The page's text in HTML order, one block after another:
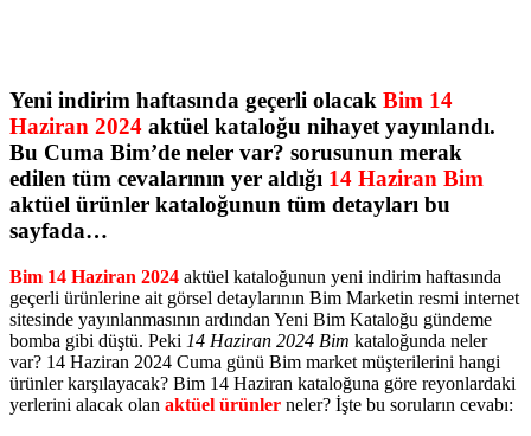
Yeni indirim haftasında geçerli olacak Bim 14
Haziran 2024 aktüel kataloğu nihayet yayınlandı.
Bu Cuma Bim’de neler var? sorusunun merak
edilen tüm cevalarının yer aldığı 14 Haziran Bim
aktüel ürünler kataloğunun tüm detayları bu
sayfada…
Bim 14 Haziran 2024 aktüel kataloğunun yeni indirim haftasında
geçerli ürünlerine ait görsel detaylarının Bim Marketin resmi internet
sitesinde yayınlanmasının ardından Yeni Bim Kataloğu gündeme
bomba gibi düştü. Peki 14 Haziran 2024 Bim kataloğunda neler
var? 14 Haziran 2024 Cuma günü Bim market müşterilerini hangi
ürünler karşılayacak? Bim 14 Haziran kataloğuna göre reyonlardaki
yerlerini alacak olan aktüel ürünler neler? İşte bu soruların cevabı: